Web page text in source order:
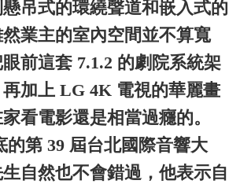
吊式的環繞聲道和嵌入式的
業主的室內空間並不算寬
前這套 7.1.2 的劇院系統架
加上 LG 4K 電視的華麗畫
看電影還是相當過癮的。
第 39 屆台北國際音響大
自然也不會錯過，他表示自